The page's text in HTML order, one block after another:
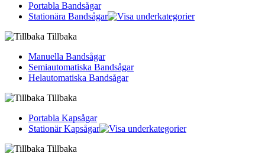
Portabla Bandsågar
Stationära Bandsågar
Tillbaka
Manuella Bandsågar
Semiautomatiska Bandsågar
Helautomatiska Bandsågar
Tillbaka
Portabla Kapsågar
Stationär Kapsågar
Tillbaka